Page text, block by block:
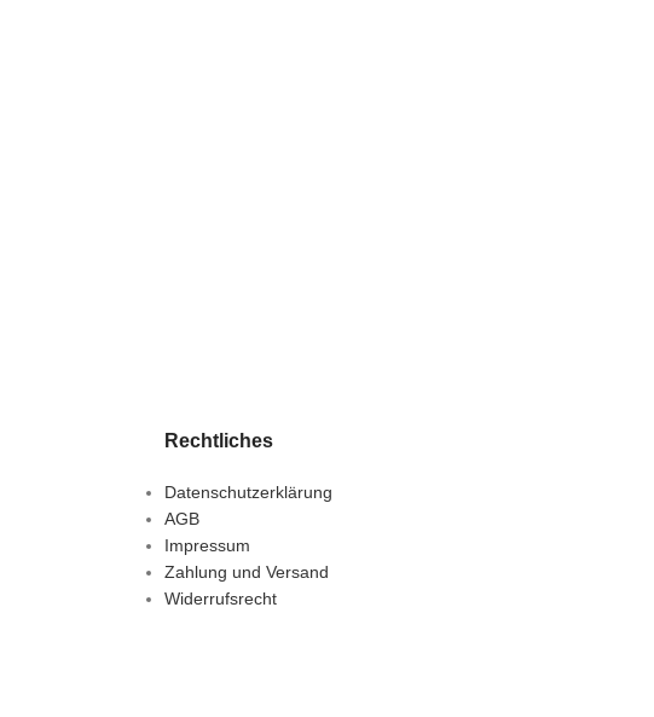
Rechtliches
Datenschutzerklärung
AGB
Impressum
Zahlung und Versand
Widerrufsrecht